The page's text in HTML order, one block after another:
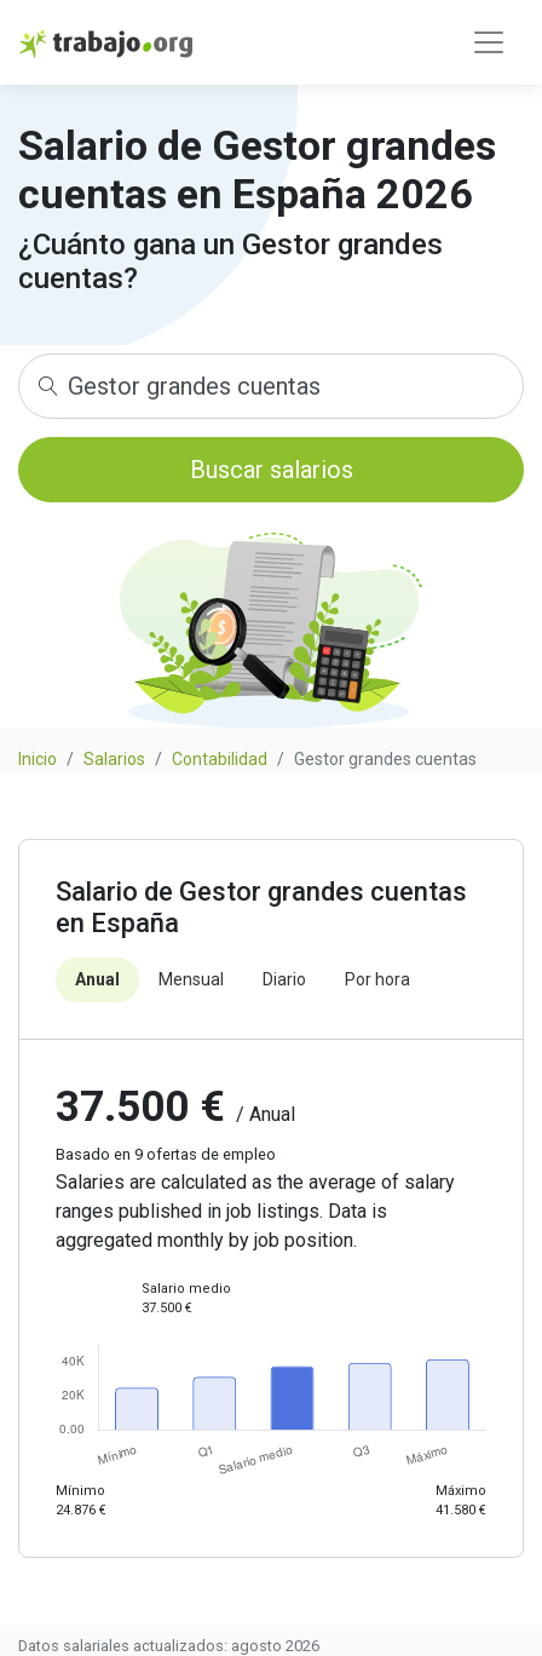
Salario de Gestor grandes
cuentas en España 2026
¿Cuánto gana un Gestor grandes
cuentas?
Buscar salarios
Inicio Salarios Contabilidad Gestor grandes cuentas
Salario de Gestor grandes cuentas
en España
Anual Mensual Diario Por hora
37.500 € / Anual
Basado en 9 ofertas de empleo
Salaries are calculated as the average of salary
ranges published in job listings. Data is
aggregated monthly by job position.
Mínimo
24.876 €
Salario medio
37.500 €
Máximo
41.580 €
Datos salariales actualizados: agosto 2026